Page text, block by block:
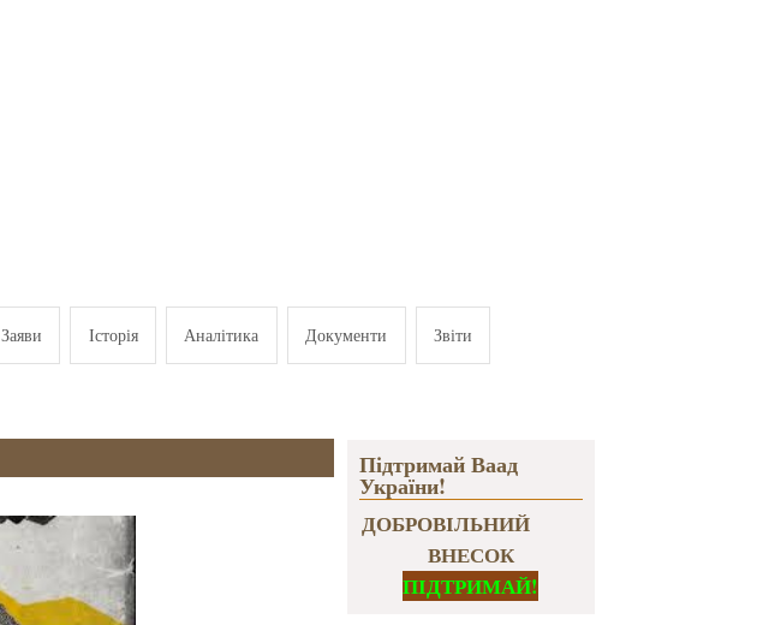
Заяви Історія Аналітика Документи Звіти
Підтримай Ваад
України!
ДОБРОВІЛЬНИЙ
ВНЕСОК
ПІДТРИМАЙ!